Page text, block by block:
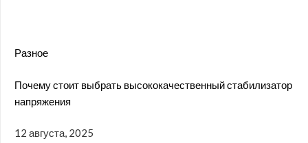
Разное
Почему стоит выбрать высококачественный стабилизатор
напряжения
12 августа, 2025